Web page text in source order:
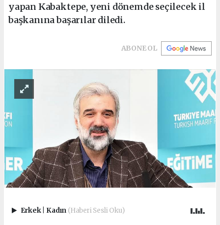
yapan Kabaktepe, yeni dönemde seçilecek il
başkanına başarılar diledi.
ABONE OL
Erkek Kadın (Haberi Sesli Oku)